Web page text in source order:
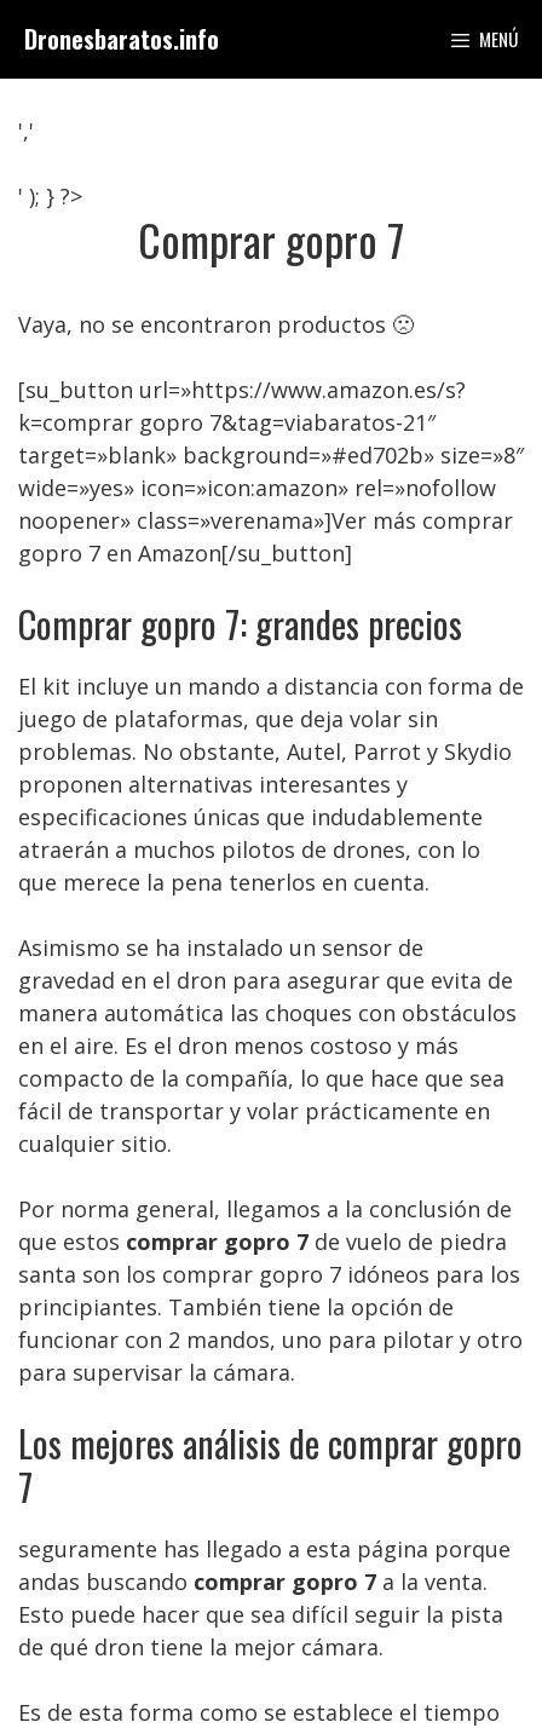
contenido
Dronesbaratos.info MENÚ
','
' ); } ?>
Comprar gopro 7
Vaya, no se encontraron productos 🙁
[su_button url=»https://www.amazon.es/s?
k=comprar gopro 7&tag=viabaratos-21″
target=»blank» background=»#ed702b» size=»8″
wide=»yes» icon=»icon:amazon» rel=»nofollow
noopener» class=»verenama»]Ver más comprar
gopro 7 en Amazon[/su_button]
Comprar gopro 7: grandes precios
El kit incluye un mando a distancia con forma de
juego de plataformas, que deja volar sin
problemas. No obstante, Autel, Parrot y Skydio
proponen alternativas interesantes y
especificaciones únicas que indudablemente
atraerán a muchos pilotos de drones, con lo
que merece la pena tenerlos en cuenta.
Asimismo se ha instalado un sensor de
gravedad en el dron para asegurar que evita de
manera automática las choques con obstáculos
en el aire. Es el dron menos costoso y más
compacto de la compañía, lo que hace que sea
fácil de transportar y volar prácticamente en
cualquier sitio.
Por norma general, llegamos a la conclusión de
que estos comprar gopro 7 de vuelo de piedra
santa son los comprar gopro 7 idóneos para los
principiantes. También tiene la opción de
funcionar con 2 mandos, uno para pilotar y otro
para supervisar la cámara.
Los mejores análisis de comprar gopro
7
seguramente has llegado a esta página porque
andas buscando comprar gopro 7 a la venta.
Esto puede hacer que sea difícil seguir la pista
de qué dron tiene la mejor cámara.
Es de esta forma como se establece el tiempo